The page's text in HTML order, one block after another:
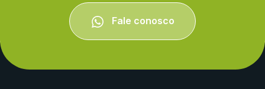
Fale conosco